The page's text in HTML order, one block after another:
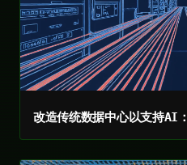
改造传统数据中心以支持AI